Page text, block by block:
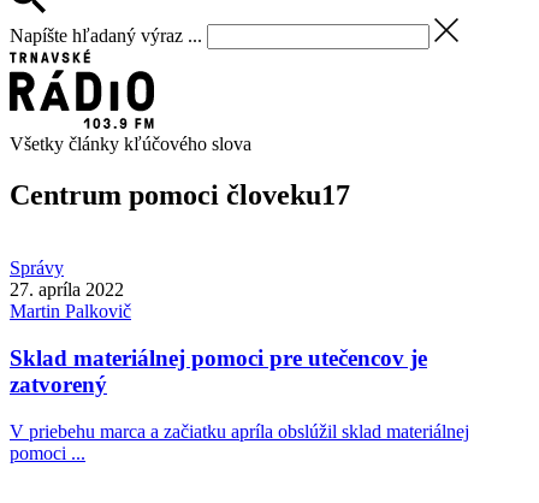
Napíšte hľadaný výraz ...
Všetky články kľúčového slova
Centrum pomoci človeku17
Správy
27. apríla 2022
Martin Palkovič
Sklad materiálnej pomoci pre utečencov je
zatvorený
V priebehu marca a začiatku apríla obslúžil sklad materiálnej
pomoci ...